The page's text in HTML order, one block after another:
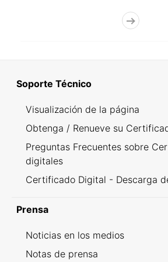
Soporte Técnico
Visualización de la página
Obtenga / Renueve su
Preguntas Frecuentes sobre
digitales
Certificado Digital - Descarga
Prensa
Noticias en los medios
Notas de prensa